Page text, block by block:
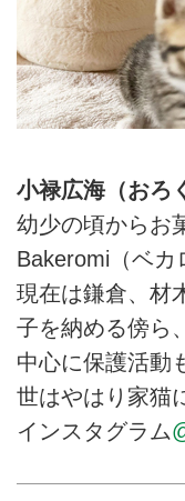
小禄広海（おろ
幼少の頃からお
Bakeromi（ベカ
現在は鎌倉、材
子を納める傍ら
中心に保護活動
世はやはり家猫
インスタグラム